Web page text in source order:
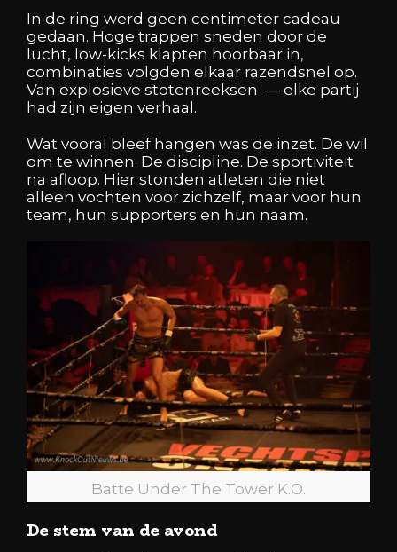
In de ring werd geen centimeter cadeau
gedaan. Hoge trappen sneden door de
lucht, low-kicks klapten hoorbaar in,
combinaties volgden elkaar razendsnel op.
Van explosieve stotenreeksen — elke partij
had zijn eigen verhaal.
Wat vooral bleef hangen was de inzet. De wil
om te winnen. De discipline. De sportiviteit
na afloop. Hier stonden atleten die niet
alleen vochten voor zichzelf, maar voor hun
team, hun supporters en hun naam.
Batte Under The Tower K.O.
De stem van de avond